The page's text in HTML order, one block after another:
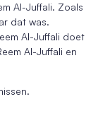
Al-Juffali. Zoals
dat was.
Al-Juffali doet
Al-Juffali en